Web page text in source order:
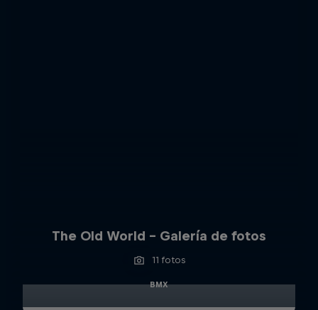
The Old World – Galería de fotos
11 fotos
BMX